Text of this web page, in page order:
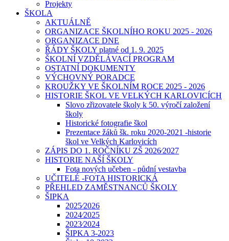
Projekty
ŠKOLA
AKTUÁLNĚ
ORGANIZACE ŠKOLNÍHO ROKU 2025 - 2026
ORGANIZACE DNE
ŘÁDY ŠKOLY platné od 1. 9. 2025
ŠKOLNÍ VZDĚLÁVACÍ PROGRAM
OSTATNÍ DOKUMENTY
VÝCHOVNÝ PORADCE
KROUŽKY VE ŠKOLNÍM ROCE 2025 - 2026
HISTORIE ŠKOL VE VELKÝCH KARLOVICÍCH
Slovo zřizovatele školy k 50. výročí založení
školy
Historické fotografie škol
Prezentace žáků šk. roku 2020-2021 -historie
škol ve Velkých Karlovicích
ZÁPIS DO 1. ROČNÍKU ZŠ 2026⁄2027
HISTORIE NAŠÍ ŠKOLY
Fota nových učeben - půdní vestavba
UČITELÉ -FOTA HISTORICKÁ
PŘEHLED ZAMĚSTNANCŮ ŠKOLY
ŠIPKA
2025⁄2026
2024⁄2025
2023⁄2024
ŠIPKA 3-2023